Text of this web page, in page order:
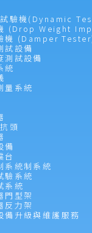
驗機(Dynamic
(Drop Weight
機 (Damper
試設備
測試設備
統
量系統
頭
備
台
系統制系統
驗系統
系統
門型架
反力架
備升級與維護服務